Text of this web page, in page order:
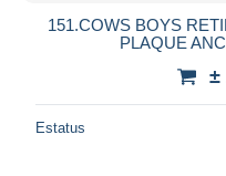
151.COWS BOYS
PLAQUE
±
Estatus